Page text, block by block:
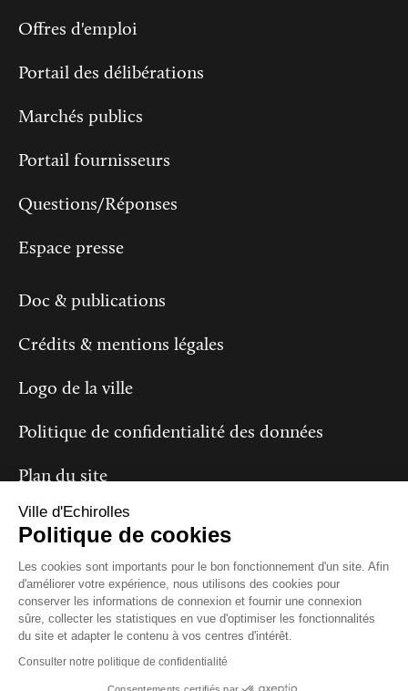
Offres d'emploi
Portail des délibérations
Marchés publics
Portail fournisseurs
Questions/Réponses
Espace presse
Doc & publications
Crédits & mentions légales
Logo de la ville
Politique de confidentialité des données
Plan du site
Suivez-nous
Ville d'Echirolles
Politique de cookies
Les cookies sont importants pour le bon fonctionnement d'un site. Afin
d'améliorer votre expérience, nous utilisons des cookies pour
conserver les informations de connexion et fournir une connexion
sûre, collecter les statistiques en vue d'optimiser les fonctionnalités
du site et adapter le contenu à vos centres d'intérêt.
Consulter notre politique de confidentialité
Consentements certifiés par